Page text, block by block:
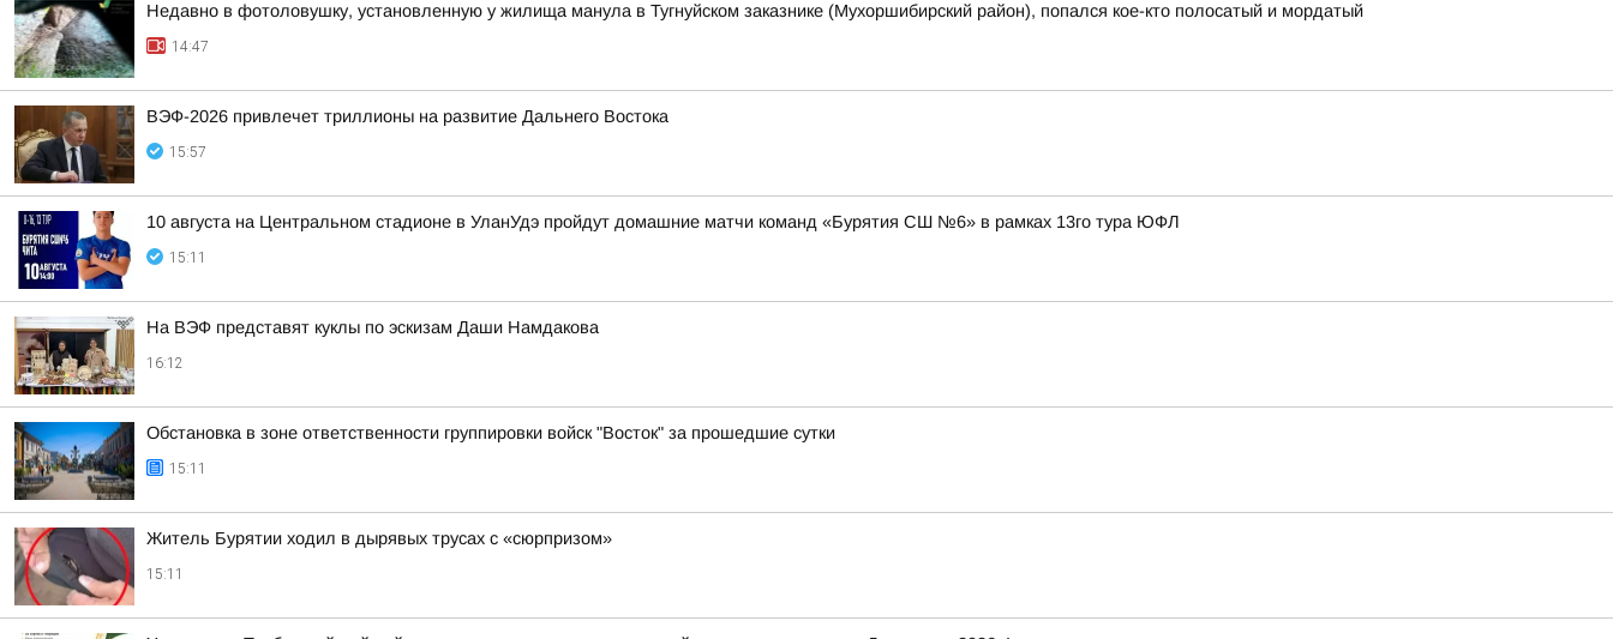
Недавно в фотоловушку, установленную у жилища манула в Тугнуйском заказнике (Мухоршибирский район), попался кое-кто полосатый и мордатый
14:47
ВЭФ-2026 привлечет триллионы на развитие Дальнего Востока
15:57
10 августа на Центральном стадионе в УланУдэ пройдут домашние матчи команд «Бурятия СШ №6» в рамках 13го тура ЮФЛ
15:11
На ВЭФ представят куклы по эскизам Даши Намдакова
16:12
Обстановка в зоне ответственности группировки войск "Восток" за прошедшие сутки
15:11
Житель Бурятии ходил в дырявых трусах с «сюрпризом»
15:11